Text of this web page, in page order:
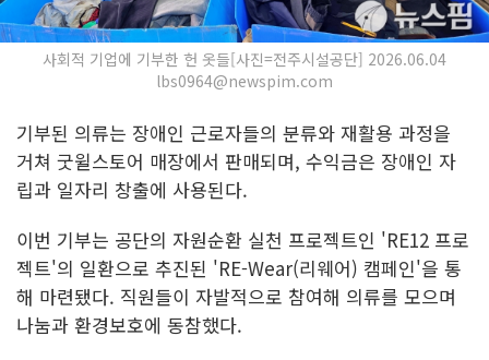
사회적 기업에 기부한 헌 옷들[사진=전주시설공단] 2026.06.04
lbs0964@newspim.com
기부된 의류는 장애인 근로자들의 분류와 재활용 과정을
거쳐 굿윌스토어 매장에서 판매되며, 수익금은 장애인 자
립과 일자리 창출에 사용된다.
이번 기부는 공단의 자원순환 실천 프로젝트인 'RE12 프로
젝트'의 일환으로 추진된 'RE-Wear(리웨어) 캠페인'을 통
해 마련됐다. 직원들이 자발적으로 참여해 의류를 모으며
나눔과 환경보호에 동참했다.